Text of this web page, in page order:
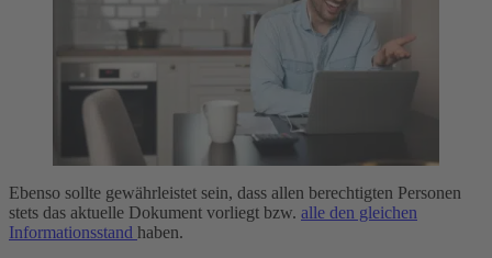
Ebenso sollte gewährleistet sein, dass allen berechtigten Personen
stets das aktuelle Dokument vorliegt bzw. alle den gleichen
Informationsstand haben.